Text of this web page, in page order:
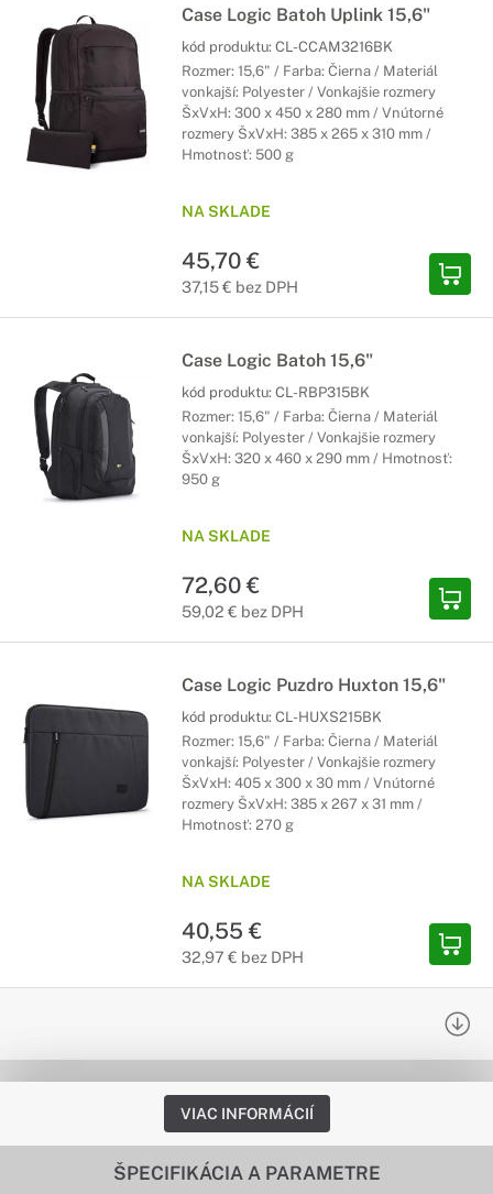
Case Logic Batoh Uplink 15,6"
kód produktu: CL-CCAM3216BK
Rozmer: 15,6" / Farba: Čierna / Materiál
vonkajší: Polyester / Vonkajšie rozmery
ŠxVxH: 300 x 450 x 280 mm / Vnútorné
rozmery ŠxVxH: 385 x 265 x 310 mm /
Hmotnosť: 500 g
NA SKLADE
45,70 €
37,15 € bez DPH
Case Logic Batoh 15,6"
kód produktu: CL-RBP315BK
Rozmer: 15,6" / Farba: Čierna / Materiál
vonkajší: Polyester / Vonkajšie rozmery
ŠxVxH: 320 x 460 x 290 mm / Hmotnosť:
950 g
NA SKLADE
72,60 €
59,02 € bez DPH
Case Logic Puzdro Huxton 15,6"
kód produktu: CL-HUXS215BK
Rozmer: 15,6" / Farba: Čierna / Materiál
vonkajší: Polyester / Vonkajšie rozmery
ŠxVxH: 405 x 300 x 30 mm / Vnútorné
rozmery ŠxVxH: 385 x 267 x 31 mm /
Hmotnosť: 270 g
NA SKLADE
40,55 €
32,97 € bez DPH
VIAC INFORMÁCIÍ
ŠPECIFIKÁCIA A PARAMETRE